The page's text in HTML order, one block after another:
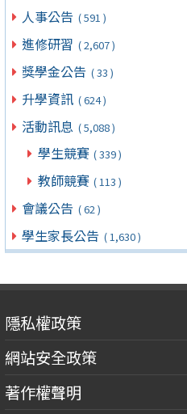
人事公告 ( 591 )
進修研習 ( 2,607 )
獎學金公告 ( 33 )
升學資訊 ( 624 )
活動訊息 ( 5,088 )
學生競賽 ( 339 )
教師競賽 ( 113 )
會議公告 ( 62 )
學生家長公告 ( 1,630 )
隱私權政策
網站安全政策
著作權聲明